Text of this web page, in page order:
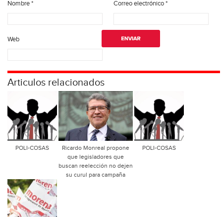
Nombre* Correo electrónico*
Web
Articulos relacionados
POLI-COSAS
Ricardo Monreal propone
que legisladores que
buscan reelección no dejen
su curul para campaña
POLI-COSAS